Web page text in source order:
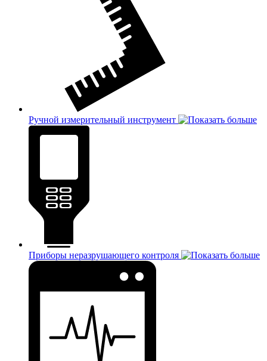
Ручной измерительный инструмент
Приборы неразрушающего контроля